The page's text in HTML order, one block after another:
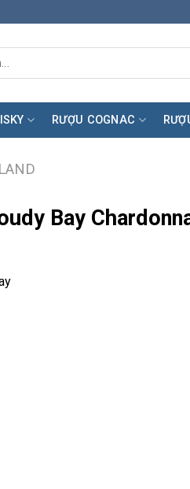
RƯỢU COGNAC
Bay